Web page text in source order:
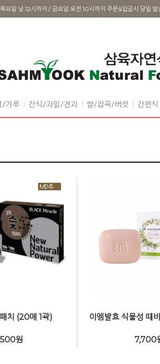
요일 낮 12시까지 / 금요일 오전 10시까지 주문&입금시 당일 발
/가루 간식/과일/견과 쌀/잡곡/버섯 간편식
치 (20매 1곽)
원 7,700